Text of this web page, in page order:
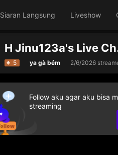
Siaran Langsung Liveshow
H
Berikan gift
5 ya gà bẻm 2/6/2026
Follow aku agar aku bisa
streaming